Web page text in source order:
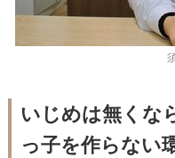
いじめは無くな
っ子を作らない